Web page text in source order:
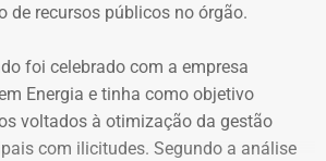
de recursos públicos no órgão.
foi celebrado com a empresa
Energia e tinha como objetivo
voltados à otimização da gestão
com ilicitudes. Segundo a análise